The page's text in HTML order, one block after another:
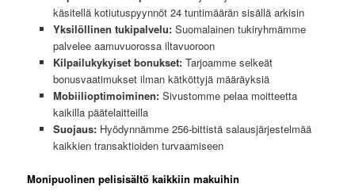
käsitellä kotiutuspyynnöt 24 tuntimäärän sisällä arkisin
Yksilöllinen tukipalvelu:Suomalainen tukiryhmämme
palvelee aamuvuorossa iltavuoroon
Kilpailukykyiset bonukset:Tarjoamme selkeät
bonusvaatimukset ilman kätköttyjä määräyksiä
Mobiilioptimoiminen:Sivustomme pelaa moitteetta
kaikilla päätelaitteilla
Suojaus:Hyödynnämme 256-bittistä salausjärjestelmää
kaikkien transaktioiden turvaamiseen
Monipuolinen pelisisältö kaikkiin makuihin